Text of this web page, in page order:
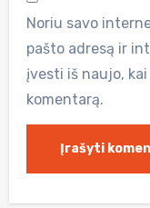
Noriu savo
pašto adresą ir
įvesti iš naujo,
komentarą.